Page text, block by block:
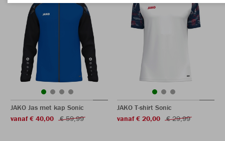
JAKO Jas met kap Sonic
vanaf € 40,00
€ 59,99
JAKO T-shirt Sonic
vanaf € 20,00
€ 29,99